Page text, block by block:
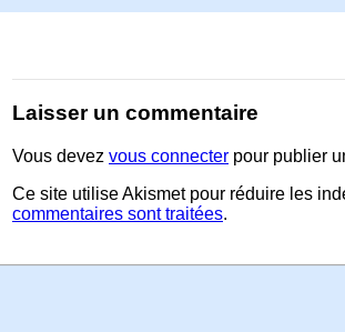
Laisser un commentaire
Vous devez vous connecter pour publier
Ce site utilise Akismet pour réduire les
commentaires sont traitées.